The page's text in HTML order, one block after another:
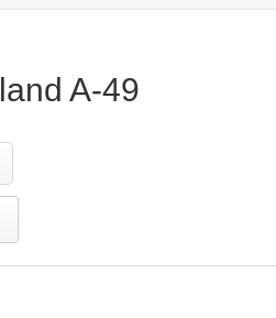
A-49